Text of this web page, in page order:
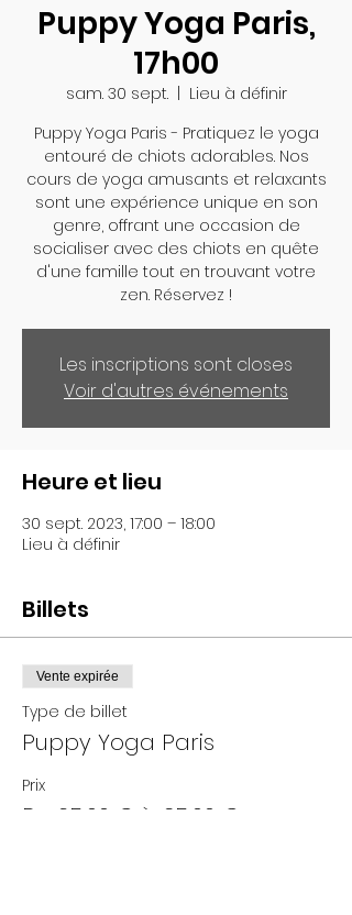
Puppy Yoga Paris,
17h00
sam. 30 sept.
  |
Lieu à définir
Puppy Yoga Paris - Pratiquez le yoga
entouré de chiots adorables. Nos
cours de yoga amusants et relaxants
sont une expérience unique en son
genre, offrant une occasion de
socialiser avec des chiots en quête
d'une famille tout en trouvant votre
zen. Réservez !
Les inscriptions sont closes
Voir d'autres événements
Heure et lieu
30 sept. 2023, 17:00 – 18:00
Lieu à définir
Billets
Vente expirée
Type de billet
Puppy Yoga Paris
Prix
De 25,00 € à 35,00 €